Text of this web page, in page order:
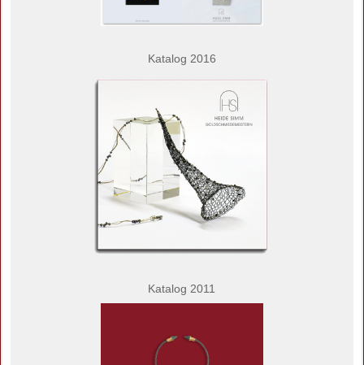
Katalog 2016
Katalog 2011